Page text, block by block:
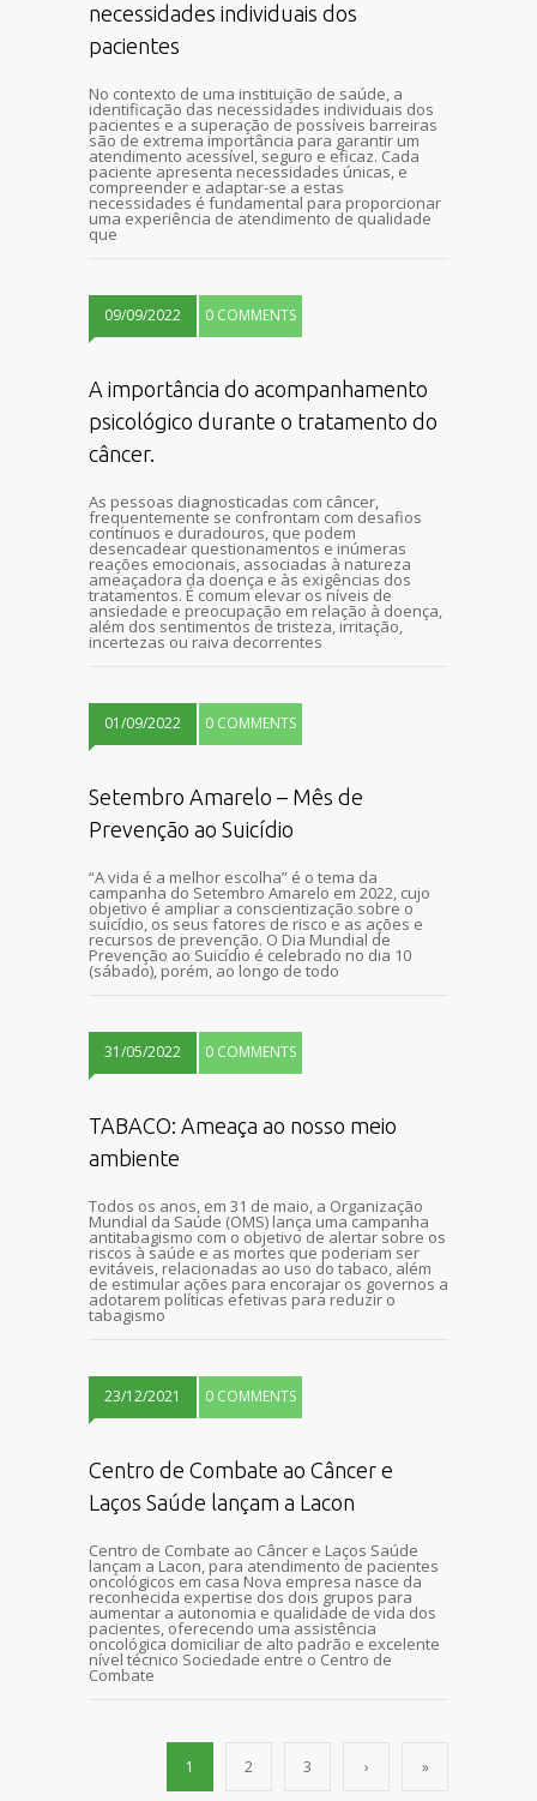
necessidades individuais dos
pacientes
No contexto de uma instituição de saúde, a
identificação das necessidades individuais dos
pacientes e a superação de possíveis barreiras
são de extrema importância para garantir um
atendimento acessível, seguro e eficaz. Cada
paciente apresenta necessidades únicas, e
compreender e adaptar-se a estas
necessidades é fundamental para proporcionar
uma experiência de atendimento de qualidade
que
09/09/2022 0 COMMENTS
A importância do acompanhamento
psicológico durante o tratamento do
câncer.
As pessoas diagnosticadas com câncer,
frequentemente se confrontam com desafios
contínuos e duradouros, que podem
desencadear questionamentos e inúmeras
reações emocionais, associadas à natureza
ameaçadora da doença e às exigências dos
tratamentos. É comum elevar os níveis de
ansiedade e preocupação em relação à doença,
além dos sentimentos de tristeza, irritação,
incertezas ou raiva decorrentes
01/09/2022 0 COMMENTS
Setembro Amarelo – Mês de
Prevenção ao Suicídio
“A vida é a melhor escolha” é o tema da
campanha do Setembro Amarelo em 2022, cujo
objetivo é ampliar a conscientização sobre o
suicídio, os seus fatores de risco e as ações e
recursos de prevenção. O Dia Mundial de
Prevenção ao Suicídio é celebrado no dia 10
(sábado), porém, ao longo de todo
31/05/2022 0 COMMENTS
TABACO: Ameaça ao nosso meio
ambiente
Todos os anos, em 31 de maio, a Organização
Mundial da Saúde (OMS) lança uma campanha
antitabagismo com o objetivo de alertar sobre os
riscos à saúde e as mortes que poderiam ser
evitáveis, relacionadas ao uso do tabaco, além
de estimular ações para encorajar os governos a
adotarem políticas efetivas para reduzir o
tabagismo
23/12/2021 0 COMMENTS
Centro de Combate ao Câncer e
Laços Saúde lançam a Lacon
Centro de Combate ao Câncer e Laços Saúde
lançam a Lacon, para atendimento de pacientes
oncológicos em casa Nova empresa nasce da
reconhecida expertise dos dois grupos para
aumentar a autonomia e qualidade de vida dos
pacientes, oferecendo uma assistência
oncológica domiciliar de alto padrão e excelente
nível técnico Sociedade entre o Centro de
Combate
1 2 3 › »